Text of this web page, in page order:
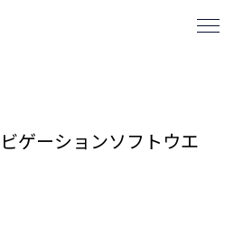
ゲーションソフトウエ